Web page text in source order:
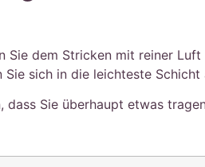
Sie dem Stricken mit reiner
Sie sich in die leichteste
dass Sie überhaupt etwas